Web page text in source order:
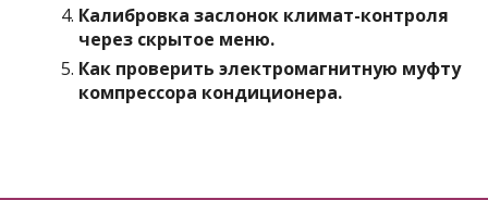
Калибровка заслонок климат-контроля
через скрытое меню.
Как проверить электромагнитную муфту
компрессора кондиционера.